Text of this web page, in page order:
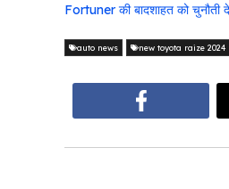
Fortuner की बादशाहत को
auto news new toyota raize 2024